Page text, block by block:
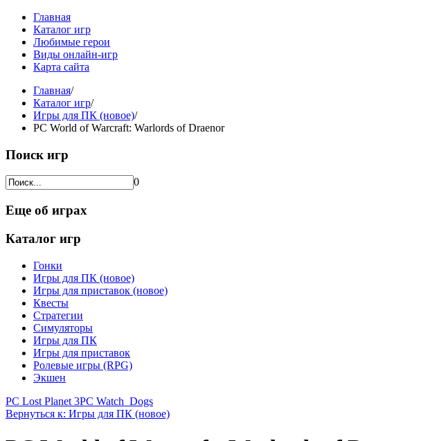
Главная
Каталог игр
Любимые герои
Виды онлайн-игр
Карта сайта
Главная/
Каталог игр/
Игры для ПК (новое)/
PC World of Warcraft: Warlords of Draenor
Поиск игр
0
Еще об играх
Каталог игр
Гонки
Игры для ПК (новое)
Игры для приставок (новое)
Квесты
Стратегии
Симуляторы
Игры для ПК
Игры для приставок
Ролевые игры (RPG)
Экшен
PC Lost Planet 3PC Watch_Dogs
Вернуться к: Игры для ПК (новое)